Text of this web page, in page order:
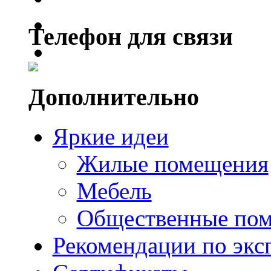
Телефон для связи
Дополнительно
Яркие идеи
Жилые помещения
Мебель
Общественные
Рекомендации по